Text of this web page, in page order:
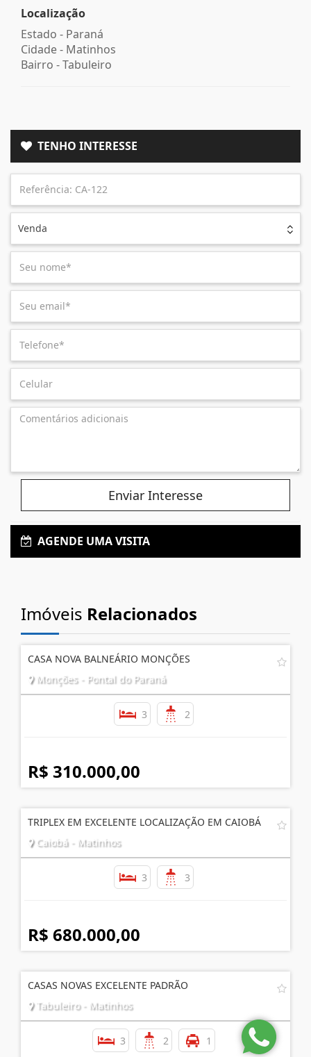
Localização
Estado - Paraná
Cidade - Matinhos
Bairro -Tabuleiro
TENHO INTERESSE
Venda
Enviar Interesse
AGENDE UMA VISITA
Imóveis Relacionados
CASA NOVA BALNEÁRIO MONÇÕES
Monções - Pontal do Paraná
3 2
R$ 310.000,00
TRIPLEX EM EXCELENTE LOCALIZAÇÃO EM CAIOBÁ
Caiobá - Matinhos
3 3
R$ 680.000,00
CASAS NOVAS EXCELENTE PADRÃO
Tabuleiro - Matinhos
3 2 1